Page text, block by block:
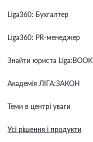
Liga360: Бухгалтер
Liga360: PR-менеджер
Знайти юриста Liga:BOOK
Академія ЛІГА:ЗАКОН
Теми в центрі уваги
Усі рішення і продукти